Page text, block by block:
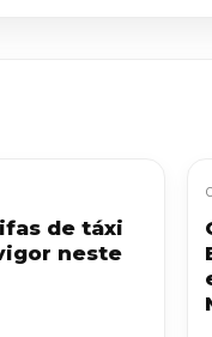
de táxi
neste